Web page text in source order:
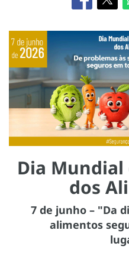
Dia Mundial
dos
7 de junho – "Da
alimentos